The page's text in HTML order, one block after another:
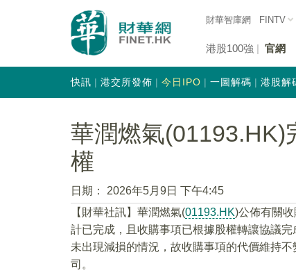
財華智庫網 FINTV
港股100強 官網
快訊 港交所發佈 今日IPO 一圖解碼 港股解
華潤燃氣(01193.HK)
權
日期：
2026年5月9日 下午4:45
【財華社訊】華潤燃氣(01193.HK)公佈有關
計已完成，且收購事項已根據股權轉讓協議
未出現減損的情況，故收購事項的代價維持
司。